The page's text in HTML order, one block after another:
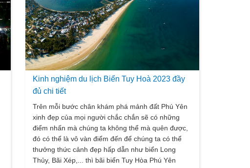
Kinh nghiệm du lịch Biển Tuy Hoà 2023 đầy
đủ chi tiết
Trên mỗi bước chân khám phá mảnh đất Phú Yên
xinh đẹp của mọi người chắc chắn sẽ có những
điểm nhấn mà chúng ta không thể mà quên được,
đó có thể là vô vàn điểm đến để chúng ta có thể
thưởng thức cảnh đẹp hấp dẫn như biển Long
Thủy, Bãi Xép,... thì bãi biển Tuy Hòa Phú Yên